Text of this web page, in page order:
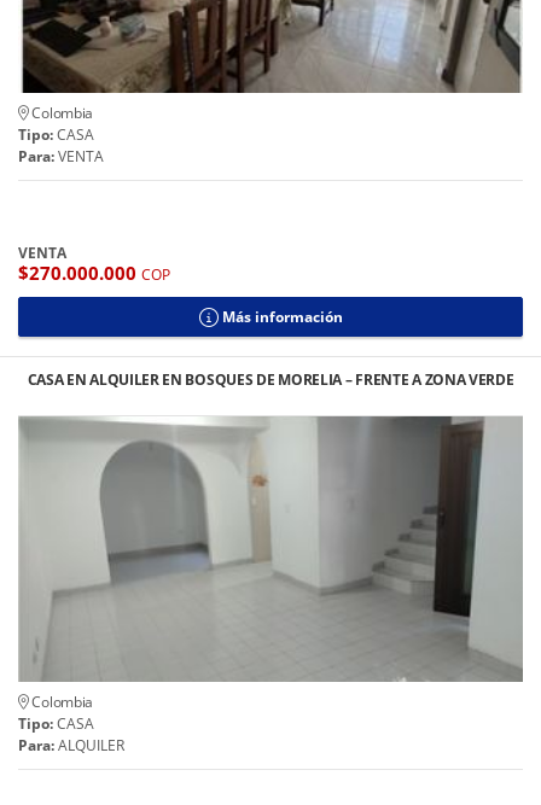
Colombia
Tipo:CASA
Para:VENTA
VENTA
$270.000.000 COP
Más información
CASA EN ALQUILER EN BOSQUES DE MORELIA – FRENTE A ZONA VERDE
Colombia
Tipo:CASA
Para:ALQUILER